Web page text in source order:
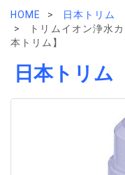
HOME
日本トリム
トリムイオン浄水
本トリム】
日本トリム